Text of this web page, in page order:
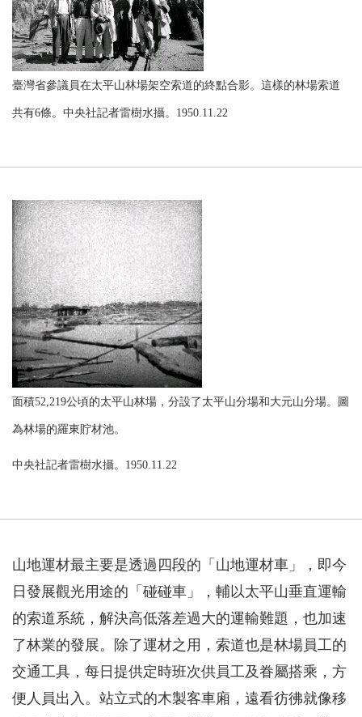
臺灣省參議員在太平山林場架空索道的終點合影。這樣的林場索道
共有6條。中央社記者雷樹水攝。1950.11.22
面積52,219公頃的太平山林場，分設了太平山分場和大元山分場。圖
為林場的羅東貯材池。
中央社記者雷樹水攝。1950.11.22
山地運材最主要是透過四段的「山地運材車」，即今
日發展觀光用途的「碰碰車」，輔以太平山垂直運輸
的索道系統，解決高低落差過大的運輸難題，也加速
了林業的發展。除了運材之用，索道也是林場員工的
交通工具，每日提供定時班次供員工及眷屬搭乘，方
便人員出入。站立式的木製客車廂，遠看彷彿就像移